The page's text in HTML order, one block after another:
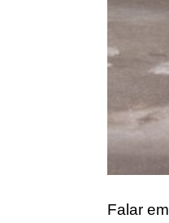
Falar em